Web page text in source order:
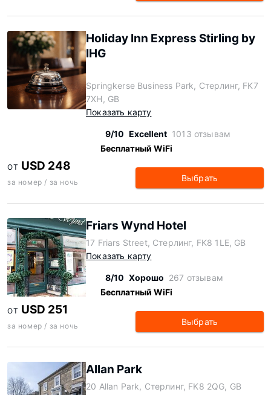
Holiday Inn Express Stirling by
IHG
Springkerse Business Park, Стерлинг, FK7
7XH, GB
Показать карту
9/10 Excellent 1013 отзывам
Бесплатный WiFi
ОТ USD 248
за номер / за ночь Выбрать
Friars Wynd Hotel
17 Friars Street, Стерлинг, FK8 1LE, GB
Показать карту
8/10 Хорошо 267 отзывам
Бесплатный WiFi
ОТ USD 251
за номер / за ночь Выбрать
Allan Park
20 Allan Park, Стерлинг, FK8 2QG, GB